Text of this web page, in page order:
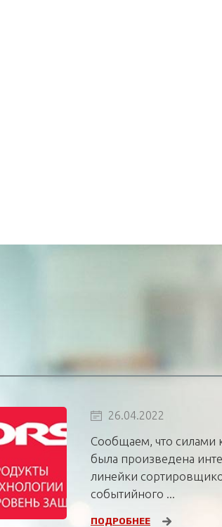
26.04.2022
Сообщаем, что силами
была произведена
линейки
событийного ...
ПОДРОБНЕЕ